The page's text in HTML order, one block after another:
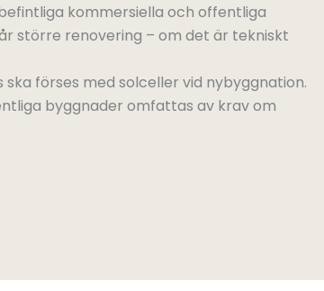
kommersiella och offentliga
större renovering – om det är tekniskt
ska förses med solceller vid nybyggnation.
byggnader omfattas av krav om